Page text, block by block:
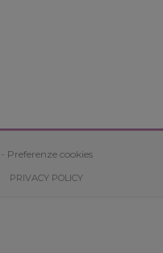
- Preferenze cookies
PRIVACY POLICY